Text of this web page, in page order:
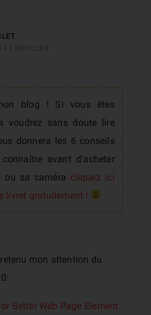
blog ! Si vous êtes
voudrez sans doute lire
donnera les 6 conseils
avant d'acheter
ou sa caméra cliquez ici
livret gratuitement !
mon attention du
Better Web Page Element